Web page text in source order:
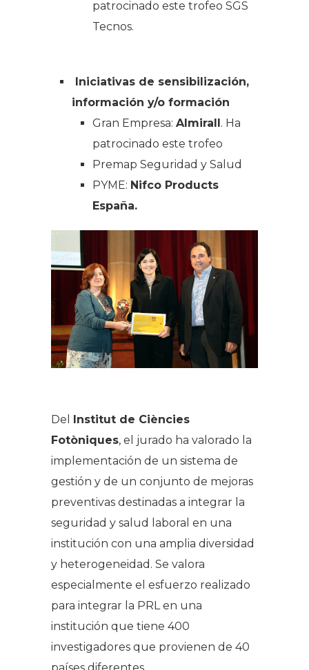
patrocinado este trofeo SGS
Tecnos.
Iniciativas de sensibilización,
información y/o formación
Gran Empresa: Almirall. Ha
patrocinado este trofeo
Premap Seguridad y Salud
PYME: Nifco Products
España.
Del Institut de Ciències
Fotòniques, el jurado ha valorado la
implementación de un sistema de
gestión y de un conjunto de mejoras
preventivas destinadas a integrar la
seguridad y salud laboral en una
institución con una amplia diversidad
y heterogeneidad. Se valora
especialmente el esfuerzo realizado
para integrar la PRL en una
institución que tiene 400
investigadores que provienen de 40